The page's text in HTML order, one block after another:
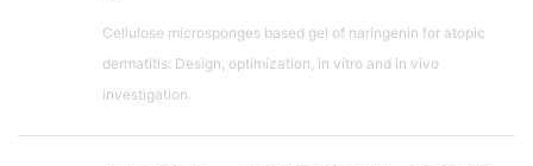
Cellulose microsponges based gel of naringenin for atopic
dermatitis: Design, optimization, in vitro and in vivo
investigation.